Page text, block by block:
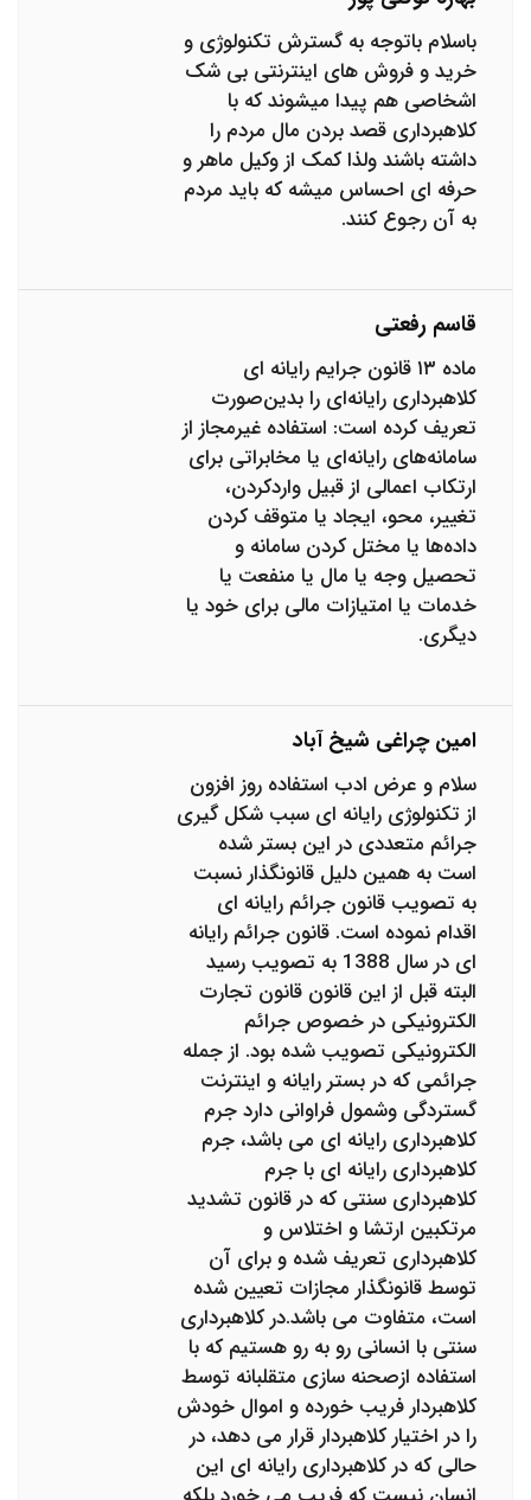
باسلام باتوجه به گسترش تکنولوژی و
خرید و فروش های اینترنتی بی شک
اشخاصی هم پیدا میشوند که با
کلاهبرداری قصد بردن مال مردم را
داشته باشند ولذا کمک از وکیل ماهر و
حرفه ای احساس میشه که باید مردم
به آن رجوع کنند.
قاسم رفعتی
ماده ۱۳ قانون جرایم رایانه ای
کلاهبرداری رایانه‌ای را بدین‌صورت
تعریف کرده است: استفاده غیرمجاز از
سامانه‌های رایانه‌ای یا مخابراتی برای
ارتکاب اعمالی از قبیل واردکردن،
تغییر، محو، ایجاد یا متوقف کردن
داده‌ها یا مختل کردن سامانه و
تحصیل وجه یا مال یا منفعت یا
خدمات یا امتیازات مالی برای خود یا
دیگری.
امین چراغی شیخ آباد
سلام و عرض ادب استفاده روز افزون
از تکنولوژی رایانه ای سبب شکل گیری
جرائم متعددی در این بستر شده
است به همین دلیل قانونگذار نسبت
به تصویب قانون جرائم رایانه ای
اقدام نموده است. قانون جرائم رایانه
ای در سال 1388 به تصویب رسید
البته قبل از این قانون قانون تجارت
الکترونیکی در خصوص جرائم
الکترونیکی تصویب شده بود. از جمله
جرائمی که در بستر رایانه و اینترنت
گستردگی وشمول فراوانی دارد جرم
کلاهبرداری رایانه ای می باشد، جرم
کلاهبرداری رایانه ای با جرم
کلاهبرداری سنتی که در قانون تشدید
مرتکبین ارتشا و اختلاس و
کلاهبرداری تعریف شده و برای آن
توسط قانونگذار مجازات تعیین شده
است، متفاوت می باشد.در کلاهبرداری
سنتی با انسانی رو به رو هستیم که با
استفاده ازصحنه سازی متقلبانه توسط
کلاهبردار فریب خورده و اموال خودش
را در اختیار کلاهبردار قرار می دهد، در
حالی که در کلاهبرداری رایانه ای این